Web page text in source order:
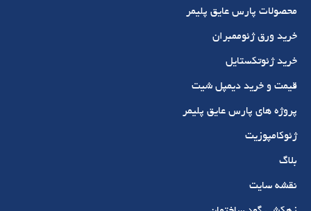
محصولات پارس عایق پلیمر
خرید ورق ژئوممبران
خرید ژئوتکستایل
قیمت و خرید دیمپل‌ شیت
پروژه های پارس عایق پلیمر
ژئوکامپوزیت
بلاگ
نقشه سایت